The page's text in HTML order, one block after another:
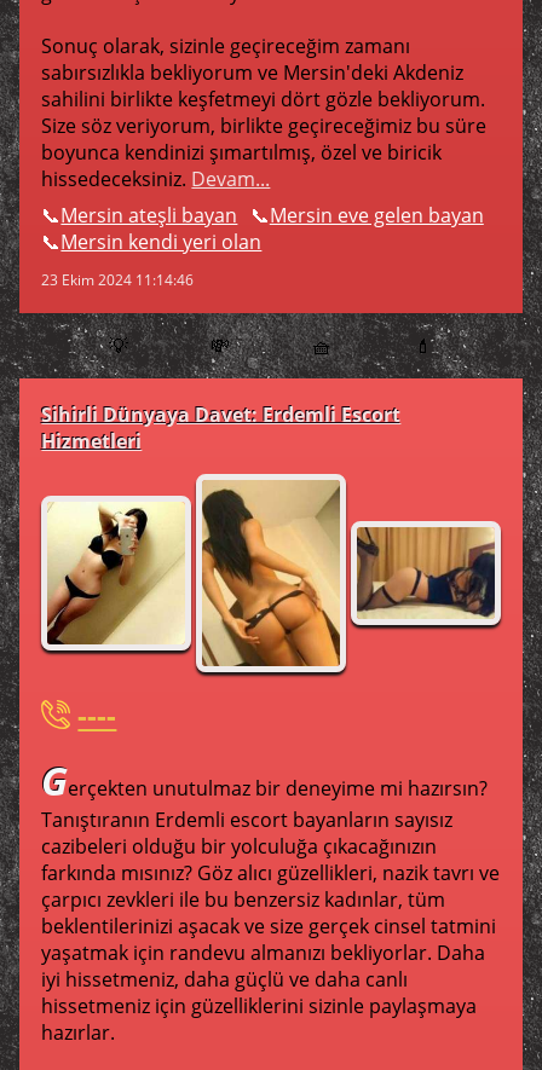
Sonuç olarak, sizinle geçireceğim zamanı
sabırsızlıkla bekliyorum ve Mersin'deki Akdeniz
sahilini birlikte keşfetmeyi dört gözle bekliyorum.
Size söz veriyorum, birlikte geçireceğimiz bu süre
boyunca kendinizi şımartılmış, özel ve biricik
hissedeceksiniz. Devam...
Mersin ateşli bayan
Mersin eve gelen bayan
Mersin kendi yeri olan
23 Ekim 2024 11:14:46
💡 💸 🧺 💄
Sihirli Dünyaya Davet: Erdemli Escort
Hizmetleri
----
Gerçekten unutulmaz bir deneyime mi hazırsın?
Tanıştıranın Erdemli escort bayanların sayısız
cazibeleri olduğu bir yolculuğa çıkacağınızın
farkında mısınız? Göz alıcı güzellikleri, nazik tavrı ve
çarpıcı zevkleri ile bu benzersiz kadınlar, tüm
beklentilerinizi aşacak ve size gerçek cinsel tatmini
yaşatmak için randevu almanızı bekliyorlar. Daha
iyi hissetmeniz, daha güçlü ve daha canlı
hissetmeniz için güzelliklerini sizinle paylaşmaya
hazırlar.